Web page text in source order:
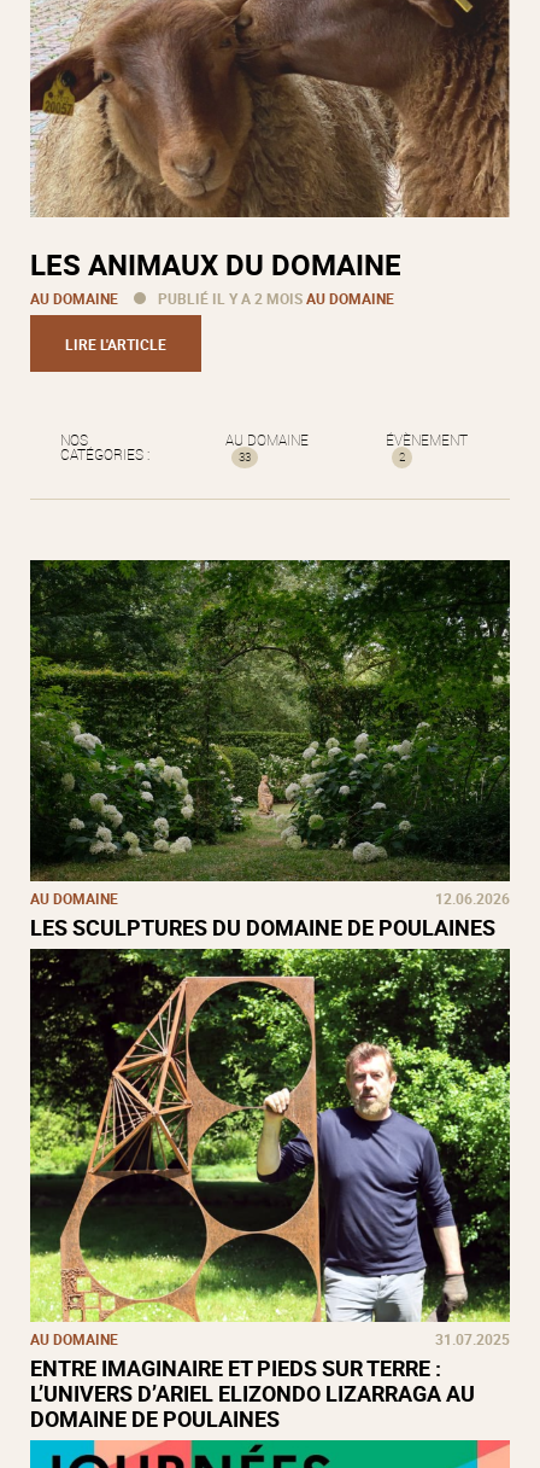
LES ANIMAUX DU DOMAINE
AU DOMAINE PUBLIÉ IL Y A 2 MOISAU DOMAINE
LIRE L'ARTICLE
NOS
CATÉGORIES :
AU DOMAINE
33
ÉVÈNEMENT
2
AU DOMAINE 12.06.2026
LES SCULPTURES DU DOMAINE DE POULAINES
AU DOMAINE 31.07.2025
ENTRE IMAGINAIRE ET PIEDS SUR TERRE :
L’UNIVERS D’ARIEL ELIZONDO LIZARRAGA AU
DOMAINE DE POULAINES